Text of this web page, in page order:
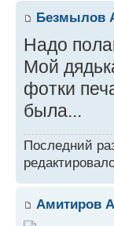
Безмылов
Надо
Мой
фотки
была...
Последний
Амитиров